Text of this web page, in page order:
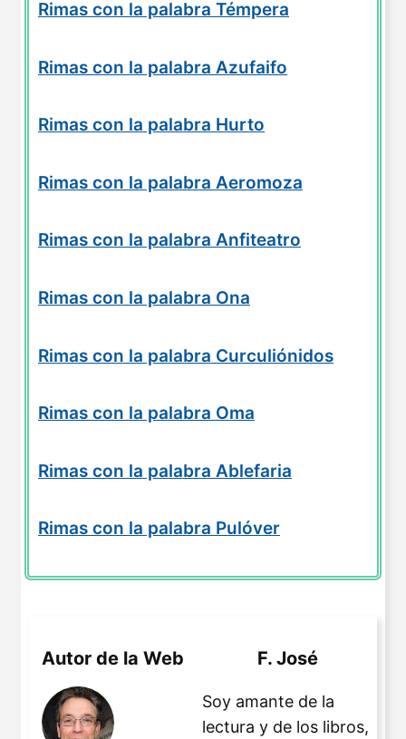
Rimas con la palabra Témpera
Rimas con la palabra Azufaifo
Rimas con la palabra Hurto
Rimas con la palabra Aeromoza
Rimas con la palabra Anfiteatro
Rimas con la palabra Ona
Rimas con la palabra Curculiónidos
Rimas con la palabra Oma
Rimas con la palabra Ablefaria
Rimas con la palabra Pulóver
Autor de la Web F. José
Soy amante de la
lectura y de los libros,